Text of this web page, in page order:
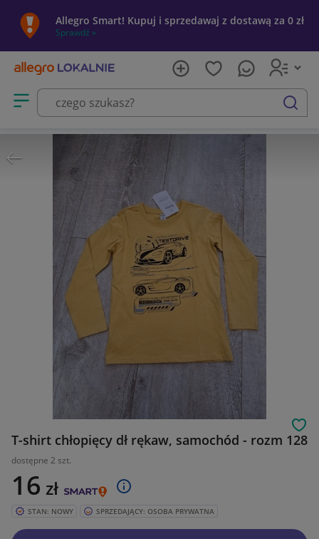
Allegro Smart! Kupuj i sprzedawaj z dostawą za 0 zł
Sprawdź »
Otwórz menu z kategoriami
szukaj
T-shirt chłopięcy dł rękaw, samochód - rozm 128
dostępne 2 szt.
16 zł
STAN: NOWY SPRZEDAJĄCY: OSOBA PRYWATNA